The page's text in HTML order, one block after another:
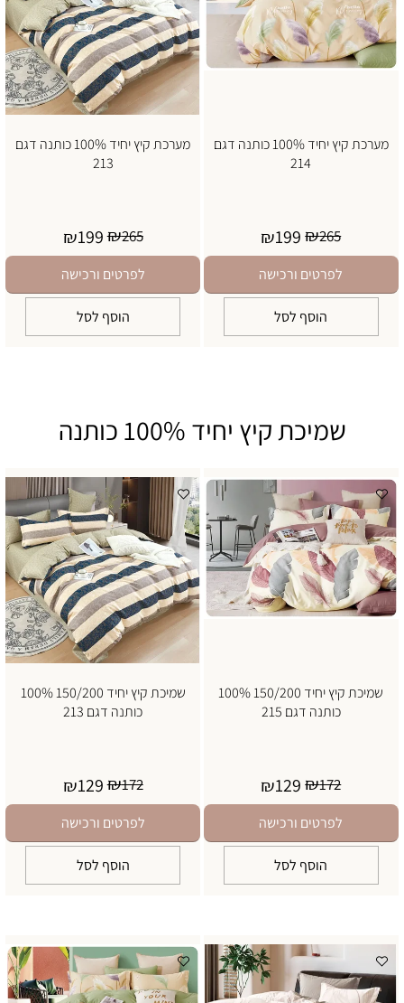
מערכת קיץ יחיד 100% כותנה דגם
214
₪265
₪199
לפרטים ורכישה
הוסף לסל
מערכת קיץ יחיד 100% כותנה דגם
213
₪265
₪199
לפרטים ורכישה
הוסף לסל
שמיכת קיץ יחיד 100% כותנה
שמיכת קיץ יחיד 150/200 100%
כותנה דגם 215
₪172
₪129
לפרטים ורכישה
הוסף לסל
שמיכת קיץ יחיד 150/200 100%
כותנה דגם 213
₪172
₪129
לפרטים ורכישה
הוסף לסל